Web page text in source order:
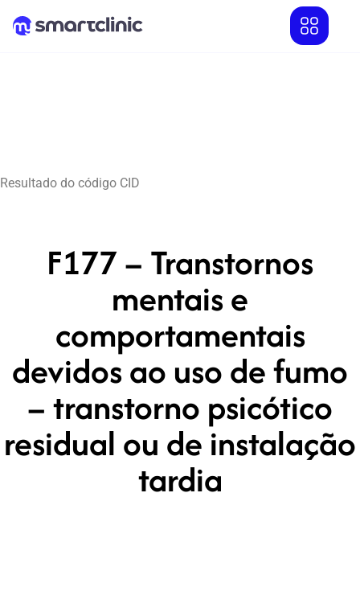
Resultado do código CID
F177 – Transtornos
mentais e
comportamentais
devidos ao uso de fumo
– transtorno psicótico
residual ou de instalação
tardia